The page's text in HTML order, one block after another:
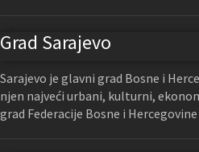
Grad Sarajevo
Sarajevo je glavni grad Bosne i
njen najveći urbani, kulturni,
grad Federacije Bosne i